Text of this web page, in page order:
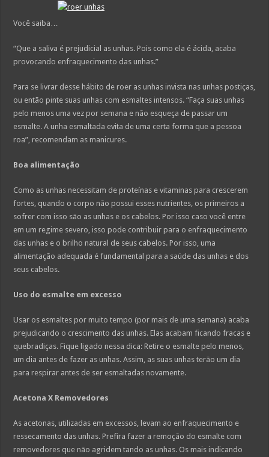
Você saiba…
“Que a saliva é prejudicial as unhas. Pois como ela é ácida, acaba
provocando enfraquecimento das unhas.”
Para se livrar desse hábito de roer as unhas invista nas unhas postiças,
ou então pinte suas unhas com esmaltes intensos. “Faça suas unhas
pelo menos uma vez por semana e não esqueça de passar um
esmalte. A unha esmaltada evita de uma certa forma que a pessoa
roa”, recomendam as manicures.
Boa alimentação
Como as unhas necessitam de proteínas e vitaminas para crescerem
fortes, quando o corpo não possui esses nutrientes, os primeiros a
sofrer com isso são as unhas e os cabelos. Por isso caso você entre
em um regime severo, isso pode contribuir para o enfraquecimento
das unhas e o brilho natural de seus cabelos. Por isso, uma
alimentação adequada é fundamental para a saúde das unhas e dos
seus cabelos.
Uso do esmalte em excesso
Usar os esmaltes por muito tempo (por mais de uma semana) acaba
prejudicando o crescimento das unhas. Elas acabam ficando fracas e
quebradiças. Fique ligado nessa dica: Retire o esmalte pelo menos,
um dia antes de fazer as unhas. Assim, as suas unhas terão um dia
para respirar antes de ser esmaltadas novamente.
Acetona X Removedores
As acetonas, utilizadas em excessos, levam ao enfraquecimento e
ressecamento das unhas. Prefira fazer a remoção do esmalte com
removedores que não agridem tando as unhas. Os mais indicando